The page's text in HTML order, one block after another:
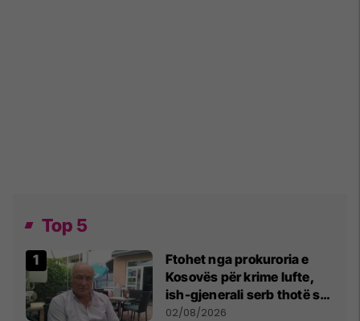
Top 5
Ftohet nga prokuroria e
Kosovës për krime lufte,
ish-gjenerali serb thotë se
dikush e tradhtoi në
02/08/2026